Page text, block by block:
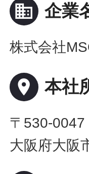
business 企業
株式会社
place 本社
〒530-0047
大阪府大阪